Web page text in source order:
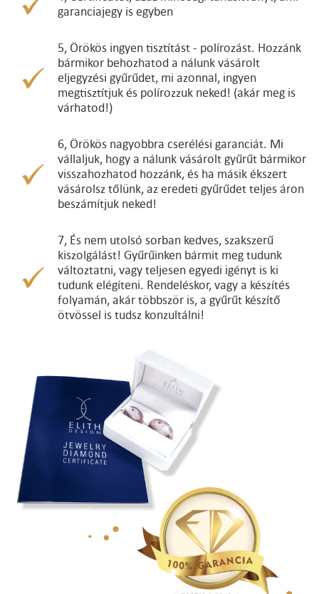
garanciajegy is egyben
5, Örökös ingyen tisztítást - polírozást. Hozzánk
bármikor behozhatod a nálunk vásárolt
eljegyzési gyűrűdet, mi azonnal, ingyen
megtisztítjuk és polírozzuk neked! (akár meg is
várhatod!)
6, Örökös nagyobbra cserélési garanciát. Mi
vállaljuk, hogy a nálunk vásárolt gyűrűt bármikor
visszahozhatod hozzánk, és ha másik ékszert
vásárolsz tőlünk, az eredeti gyűrűdet teljes áron
beszámítjuk neked!
7, És nem utolsó sorban kedves, szakszerű
kiszolgálást! Gyűrűinken bármit meg tudunk
változtatni, vagy teljesen egyedi igényt is ki
tudunk elégíteni. Rendeléskor, vagy a készítés
folyamán, akár többször is, a gyűrűt készítő
ötvössel is tudsz konzultálni!